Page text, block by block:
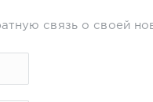
связь о своей